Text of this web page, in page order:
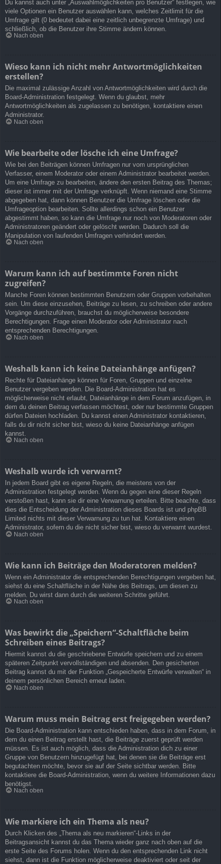
Du kannst auch unter „Auswahlmöglichkeiten pro Benutzer“ festlegen, wie
viele Optionen ein Benutzer auswählen kann, welches Zeitlimit für die
Umfrage gilt (0 bedeutet dabei eine zeitlich unbegrenzte Umfrage) und
schließlich, ob die Benutzer ihre Stimme ändern können.
Nach oben
Wieso kann ich nicht mehr Antwortmöglichkeiten
erstellen?
Die maximal zulässige Anzahl von Antwortmöglichkeiten wird durch die
Board-Administration festgelegt. Wenn du glaubst, mehr
Antwortmöglichkeiten als zugelassen zu benötigen, kontaktiere einen
Administrator.
Nach oben
Wie bearbeite oder lösche ich eine Umfrage?
Wie bei den Beiträgen können Umfragen nur vom ursprünglichen
Verfasser, einem Moderator oder einem Administrator bearbeitet werden.
Um eine Umfrage zu bearbeiten, ändere den ersten Beitrag des Themas;
dieser ist immer mit der Umfrage verknüpft. Wenn niemand eine Stimme
abgegeben hat, dann können Benutzer die Umfrage löschen oder die
Umfrageoption bearbeiten. Sollte allerdings schon ein Benutzer
abgestimmt haben, so kann die Umfrage nur noch von Moderatoren oder
Administratoren geändert oder gelöscht werden. Dadurch soll die
Manipulation von laufenden Umfragen verhindert werden.
Nach oben
Warum kann ich auf bestimmte Foren nicht
zugreifen?
Manche Foren können bestimmten Benutzern oder Gruppen vorbehalten
sein. Um diese einzusehen, Beiträge zu lesen, zu schreiben oder andere
Vorgänge durchzuführen, brauchst du möglicherweise besondere
Berechtigungen. Frage einen Moderator oder Administrator nach
entsprechenden Berechtigungen.
Nach oben
Weshalb kann ich keine Dateianhänge anfügen?
Rechte für Dateianhänge können für Foren, Gruppen und einzelne
Benutzer vergeben werden. Die Board-Administration hat es
möglicherweise nicht erlaubt, Dateianhänge in dem Forum anzufügen, in
dem du deinen Beitrag verfassen möchtest, oder nur bestimmte Gruppen
dürfen Dateien hochladen. Du kannst einen Administrator kontaktieren,
falls du dir nicht sicher bist, wieso du keine Dateianhänge anfügen
kannst.
Nach oben
Weshalb wurde ich verwarnt?
In jedem Board gibt es eigene Regeln, die meistens von der
Administration festgelegt werden. Wenn du gegen eine dieser Regeln
verstoßen hast, kann sie dir eine Verwarnung erteilen. Bitte beachte, dass
dies die Entscheidung der Administration dieses Boards ist und phpBB
Limited nichts mit dieser Verwarnung zu tun hat. Kontaktiere einen
Administrator, sofern du die nicht sicher bist, wieso du verwarnt wurdest.
Nach oben
Wie kann ich Beiträge den Moderatoren melden?
Wenn ein Administrator die entsprechenden Berechtigungen vergeben hat,
siehst du eine Schaltfläche in der Nähe des Beitrags, um diesen zu
melden. Du wirst dann durch die weiteren Schritte geführt.
Nach oben
Was bewirkt die „Speichern“-Schaltfläche beim
Schreiben eines Beitrags?
Hiermit kannst du die geschriebene Entwürfe speichern und zu einem
späteren Zeitpunkt vervollständigen und absenden. Den gesicherten
Beitrag kannst du mit der Funktion „Gespeicherte Entwürfe verwalten“ in
deinem persönlichen Bereich erneut laden.
Nach oben
Warum muss mein Beitrag erst freigegeben werden?
Die Board-Administration kann entschieden haben, dass in dem Forum, in
dem du einen Beitrag erstellt hast, die Beiträge zuerst geprüft werden
müssen. Es ist auch möglich, dass die Administration dich zu einer
Gruppe von Benutzern hinzugefügt hat, bei denen sie die Beiträge erst
begutachten möchte, bevor sie auf der Seite sichtbar werden. Bitte
kontaktiere die Board-Administration, wenn du weitere Informationen dazu
benötigst.
Nach oben
Wie markiere ich ein Thema als neu?
Durch Klicken des „Thema als neu markieren“-Links in der
Beitragsansicht kannst du das Thema wieder ganz nach oben auf die
erste Seite des Forums holen. Wenn du den entsprechenden Link nicht
siehst, dann ist die Funktion möglicherweise deaktiviert oder seit der